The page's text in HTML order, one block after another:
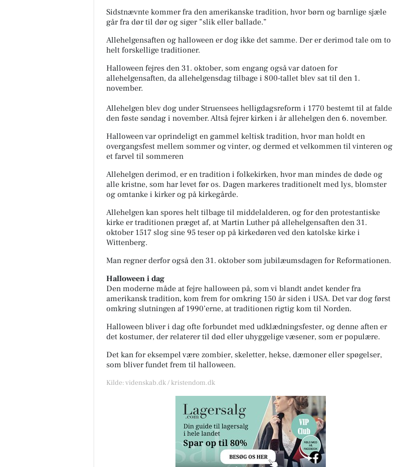
Sidstnævnte kommer fra den amerikanske tradition, hvor børn og barnlige sjæle
går fra dør til dør og siger ”slik eller ballade.”
Allehelgensaften og halloween er dog ikke det samme. Der er derimod tale om to
helt forskellige traditioner.
Halloween fejres den 31. oktober, som engang også var datoen for
allehelgensaften, da allehelgensdag tilbage i 800-tallet blev sat til den 1.
november.
Allehelgen blev dog under Struensees helligdagsreform i 1770 bestemt til at falde
den føste søndag i november. Altså fejrer kirken i år allehelgen den 6. november.
Halloween var oprindeligt en gammel keltisk tradition, hvor man holdt en
overgangsfest mellem sommer og vinter, og dermed et velkommen til vinteren og
et farvel til sommeren
Allehelgen derimod, er en tradition i folkekirken, hvor man mindes de døde og
alle kristne, som har levet før os. Dagen markeres traditionelt med lys, blomster
og omtanke i kirker og på kirkegårde.
Allehelgen kan spores helt tilbage til middelalderen, og for den protestantiske
kirke er traditionen præget af, at Martin Luther på allehelgensaften den 31.
oktober 1517 slog sine 95 teser op på kirkedøren ved den katolske kirke i
Wittenberg.
Man regner derfor også den 31. oktober som jubilæumsdagen for Reformationen.
Halloween i dag
Den moderne måde at fejre halloween på, som vi blandt andet kender fra
amerikansk tradition, kom frem for omkring 150 år siden i USA. Det var dog først
omkring slutningen af 1990’erne, at traditionen rigtig kom til Norden.
Halloween bliver i dag ofte forbundet med udklædningsfester, og denne aften er
det kostumer, der relaterer til død eller uhyggelige væsener, som er populære.
Det kan for eksempel være zombier, skeletter, hekse, dæmoner eller spøgelser,
som bliver fundet frem til halloween.
Kilde: videnskab.dk / kristendom.dk